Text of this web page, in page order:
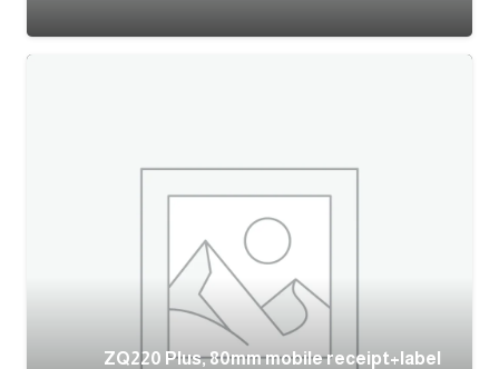
ZQ220 Plus, 80mm mobile receipt+label